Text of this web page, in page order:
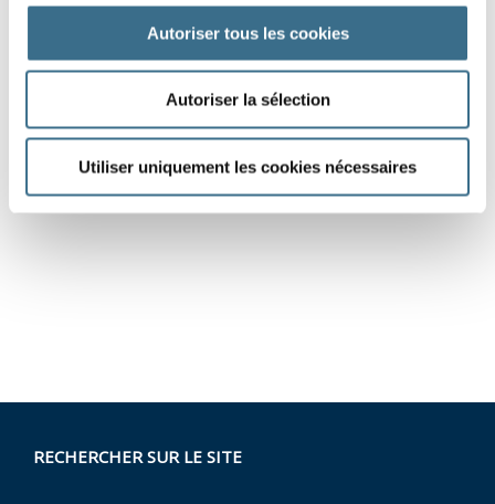
Autoriser tous les cookies
Autoriser la sélection
Utiliser uniquement les cookies nécessaires
RECHERCHER SUR LE SITE